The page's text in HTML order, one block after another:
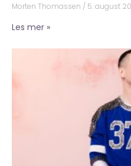
Morten Thomassen 5. august
Les mer »